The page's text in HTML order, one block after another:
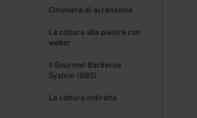
Ciminiera di accensione
La cottura alla piastra con
weber
Il Gourmet Barbecue
System (GBS)
La cottura indiretta